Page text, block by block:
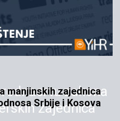
zakona
zajednica
manjinskih zajednica
Srbije i Kosova